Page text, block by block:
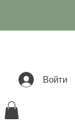
Войти